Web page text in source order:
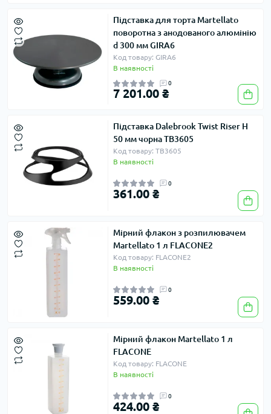
Підставка для торта Martellato
поворотна з анодованого алюмінію
d 300 мм GIRA6
Код товару: GIRA6
В наявності
0
7 201.00 ₴
Підставка Dalebrook Twist Riser H
50 мм чорна TB3605
Код товару: TB3605
В наявності
0
361.00 ₴
Мірний флакон з розпилювачем
Martellato 1 л FLACONE2
Код товару: FLACONE2
В наявності
0
559.00 ₴
Мірний флакон Martellato 1 л
FLACONE
Код товару: FLACONE
В наявності
0
424.00 ₴